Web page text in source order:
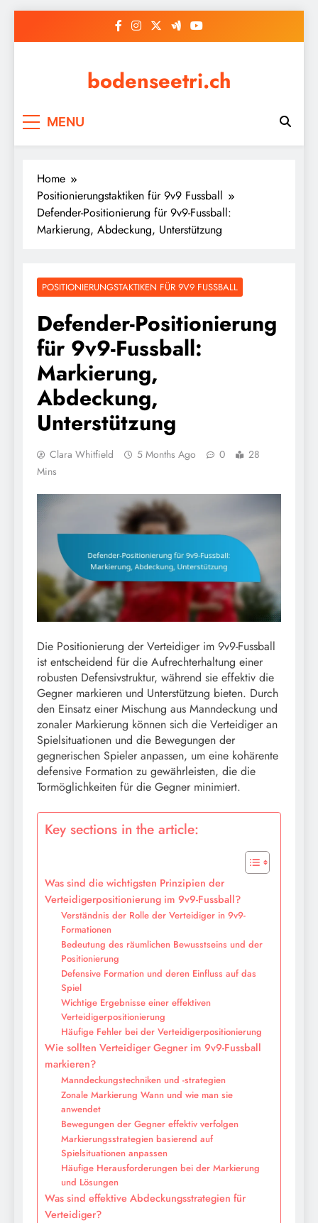
bodenseetri.ch
MENU
Home
Positionierungstaktiken für 9v9 Fussball
Defender-Positionierung für 9v9-Fussball:
Markierung, Abdeckung, Unterstützung
POSITIONIERUNGSTAKTIKEN FÜR 9V9 FUSSBALL
Defender-Positionierung
für 9v9-Fussball:
Markierung,
Abdeckung,
Unterstützung
Clara Whitfield 5 Months Ago 0
28
Mins
Die Positionierung der Verteidiger im 9v9-Fussball
ist entscheidend für die Aufrechterhaltung einer
robusten Defensivstruktur, während sie effektiv die
Gegner markieren und Unterstützung bieten. Durch
den Einsatz einer Mischung aus Manndeckung und
zonaler Markierung können sich die Verteidiger an
Spielsituationen und die Bewegungen der
gegnerischen Spieler anpassen, um eine kohärente
defensive Formation zu gewährleisten, die die
Tormöglichkeiten für die Gegner minimiert.
Key sections in the article:
Was sind die wichtigsten Prinzipien der
Verteidigerpositionierung im 9v9-Fussball?
Verständnis der Rolle der Verteidiger in 9v9-
Formationen
Bedeutung des räumlichen Bewusstseins und der
Positionierung
Defensive Formation und deren Einfluss auf das
Spiel
Wichtige Ergebnisse einer effektiven
Verteidigerpositionierung
Häufige Fehler bei der Verteidigerpositionierung
Wie sollten Verteidiger Gegner im 9v9-Fussball
markieren?
Manndeckungstechniken und -strategien
Zonale Markierung Wann und wie man sie
anwendet
Bewegungen der Gegner effektiv verfolgen
Markierungsstrategien basierend auf
Spielsituationen anpassen
Häufige Herausforderungen bei der Markierung
und Lösungen
Was sind effektive Abdeckungsstrategien für
Verteidiger?